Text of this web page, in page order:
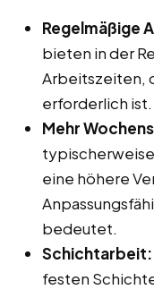
Regelmäßige
bieten in der
Arbeitszeiten,
erforderlich ist.
Mehr
eine höhere
bedeutet.
Schichtarbeit:
festen